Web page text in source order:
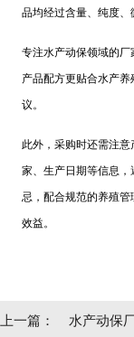
品均经过含量、纯度、
专注水产动保领域的厂
产品配方更贴合水产
议。
此外，采购时还需注
家、生产日期等信息
忌，配合规范的养殖
效益。
上一篇： 水产动保